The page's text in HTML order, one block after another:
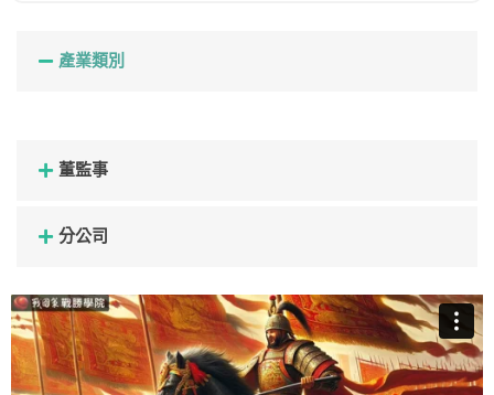
產業類別
董監事
分公司